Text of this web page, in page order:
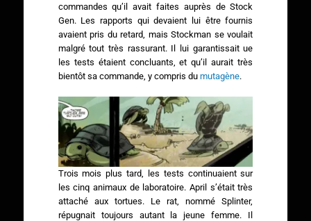
commandes qu’il avait faites auprès de Stock
Gen. Les rapports qui devaient lui être fournis
avaient pris du retard, mais Stockman se voulait
malgré tout très rassurant. Il lui garantissait ue
les tests étaient concluants, et qu’il aurait très
bientôt sa commande, y compris du mutagène.
Trois mois plus tard, les tests continuaient sur
les cinq animaux de laboratoire. April s’était très
attaché aux tortues. Le rat, nommé Splinter,
répugnait toujours autant la jeune femme. Il